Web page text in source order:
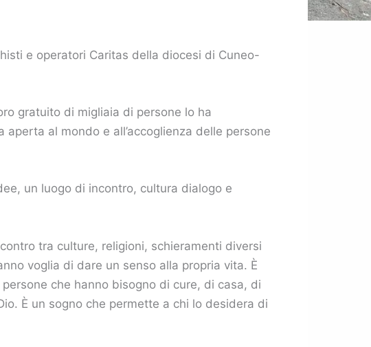
e operatori Caritas della diocesi di Cuneo-
gratuito di migliaia di persone lo ha
al mondo e all’accoglienza delle persone
un luogo di incontro, cultura dialogo e
tra culture, religioni, schieramenti diversi
voglia di dare un senso alla propria vita. È
che hanno bisogno di cure, di casa, di
È un sogno che permette a chi lo desidera di